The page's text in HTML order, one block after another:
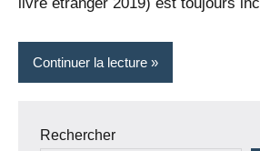
Continuer la lecture
Rechercher